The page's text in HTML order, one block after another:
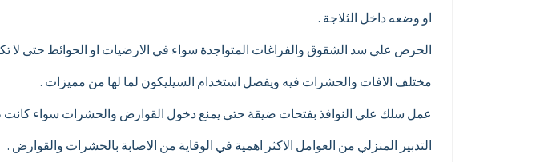
او وضعه داخل الثلاجة .
الحرص علي سد الشقوق والفراغات المتواجدة سواء في الارضيات او الحوائط حتى
مختلف الافات والحشرات فيه ويفضل استخدام السيليكون لما لها من مميزات .
عمل سلك علي النوافذ بفتحات ضيقة حتى يمنع دخول القوارض والحشرات سواء كانت
التدبير المنزلي من العوامل الاكثر اهمية في الوقاية من الاصابة بالحشرات والقوارض .